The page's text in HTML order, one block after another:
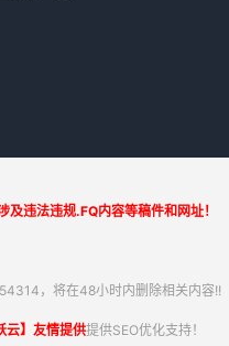
违法违规.FQ内容等稿件和网址！
，将在48小时内删除相关内容!!
云】友情提供提供SEO优化支持！